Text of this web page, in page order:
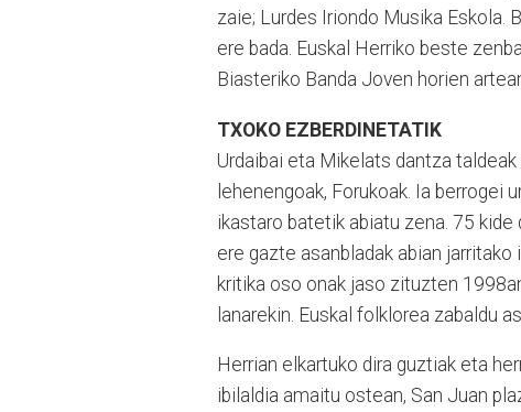
zaie; Lurdes Iriondo Musika Eskola.
ere bada. Euskal Herriko beste
Biasteriko Banda Joven horien
TXOKO EZBERDINETATIK
Urdaibai eta Mikelats dantza
lehenengoak, Forukoak. Ia berrogei
ikastaro batetik abiatu zena. 75
ere gazte asanbladak abian
kritika oso onak jaso zituzten
lanarekin. Euskal folklorea zabaldu
Herrian elkartuko dira guztiak eta
ibilaldia amaitu ostean, San Juan